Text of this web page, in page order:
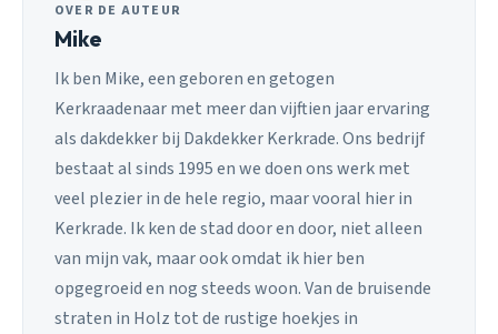
OVER DE AUTEUR
Mike
Ik ben Mike, een geboren en getogen
Kerkraadenaar met meer dan vijftien jaar ervaring
als dakdekker bij Dakdekker Kerkrade. Ons bedrijf
bestaat al sinds 1995 en we doen ons werk met
veel plezier in de hele regio, maar vooral hier in
Kerkrade. Ik ken de stad door en door, niet alleen
van mijn vak, maar ook omdat ik hier ben
opgegroeid en nog steeds woon. Van de bruisende
straten in Holz tot de rustige hoekjes in